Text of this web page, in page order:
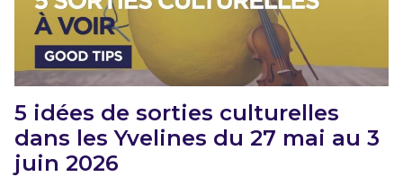
5 idées de sorties culturelles
dans les Yvelines du 27 mai au 3
juin 2026